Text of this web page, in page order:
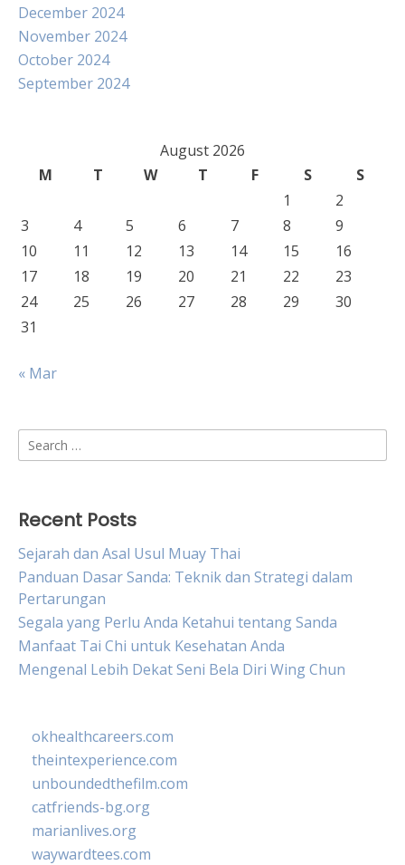
December 2024
November 2024
October 2024
September 2024
August 2026
M
T W T F S
S
1
2
3
4 5 6 7 8
9
10
11 12 13 14 15
16
17
18 19 20 21 22
23
24
25 26 27 28 29
30
31
« Mar
Search
for:
Recent Posts
Sejarah dan Asal Usul Muay Thai
Panduan Dasar Sanda: Teknik dan Strategi dalam
Pertarungan
Segala yang Perlu Anda Ketahui tentang Sanda
Manfaat Tai Chi untuk Kesehatan Anda
Mengenal Lebih Dekat Seni Bela Diri Wing Chun
okhealthcareers.com
theintexperience.com
unboundedthefilm.com
catfriends-bg.org
marianlives.org
waywardtees.com